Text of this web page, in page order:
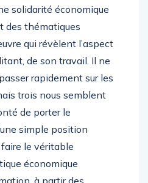
solidarité économique
des thématiques
qui révèlent l’aspect
de son travail. Il ne
rapidement sur les
trois nous semblent
de porter le
simple position
le véritable
économique
à partir des